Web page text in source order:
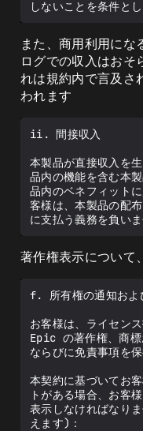
また、商用利用にな
ログでの収入はおそ
れは規約内で言及さ
われます
ii. 間接収入
本製品が直接収入を
品内の機能を含む本
品内のベネフィット
客様は、本製品の配
著作権表示について
f. 所有権の通知およ
お客様は、ライセン
Epic の著作権、商標
ならびに免責事項を
本契約に基づいてお
トがある場合、お客
表示しなければなり
えます)：